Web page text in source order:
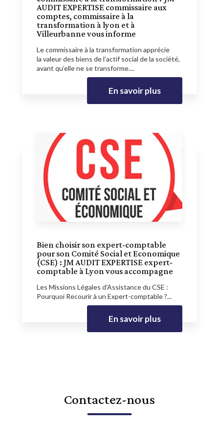
AUDIT EXPERTISE commissaire aux
comptes, commissaire à la
transformation à lyon et à
Villeurbanne vous informe
Le commissaire à la transformation apprécie
la valeur des biens de l’actif social de la société,
avant qu’elle ne se transforme....
En savoir plus
Bien choisir son expert-comptable
pour son Comité Social et Economique
(CSE) : JM AUDIT EXPERTISE expert-
comptable à Lyon vous accompagne
Les Missions Légales d'Assistance du CSE :
Pourquoi Recourir à un Expert-comptable ?...
En savoir plus
Contactez-nous